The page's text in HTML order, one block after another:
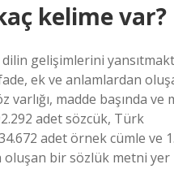
kelime var?
gelişimlerini
ek ve anlamlardan
varlığı, madde başında ve
adet sözcük, Türk
adet örnek cümle ve
oluşan bir sözlük metni yer